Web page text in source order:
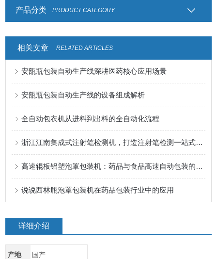
产品分类 PRODUCT CATEGORY
相关文章 RELATED ARTICLES
安瓿瓶包装自动生产线深耕医药核心应用场景
安瓿瓶包装自动生产线的设备组成解析
全自动包衣机从进料到出料的全自动化流程
浙江江南集成式注射笔检测机，打造注射笔检测一站式解决方案
高速辊板铝塑泡罩包装机：药品与食品高速自动包装的“联线核心”
说说西林瓶泡罩包装机在药品包装行业中的应用
详细介绍
产地 国产